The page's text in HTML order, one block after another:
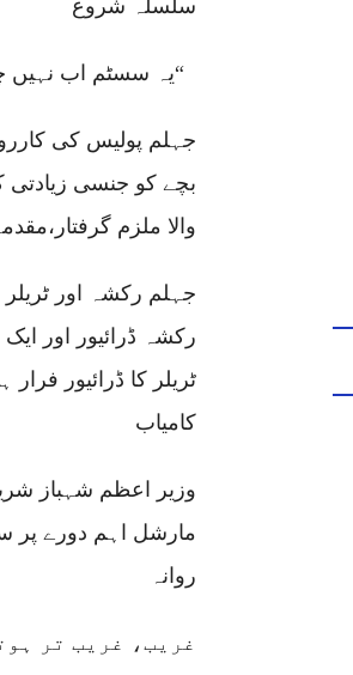
سلسلہ شروع
“یہ سسٹم اب نہیں
بچے کو جنسی زیادتی
والا ملزم
جہلم رکشہ اور
رکشہ ڈرائیور اور
ٹریلر کا ڈرائیور فرار
کامیاب
وزیر اعظم شہباز
مارشل اہم دورے پر
روانہ
غریب، غریب تر